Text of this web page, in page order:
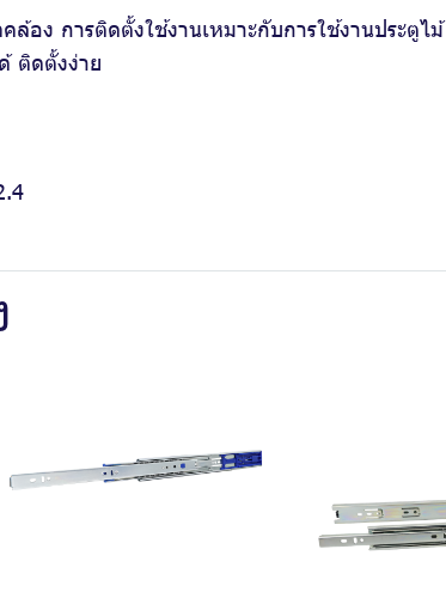
อง การติดตั้งใช้งานเหมาะกับการใช้งานประตู
ติดตั้งง่าย